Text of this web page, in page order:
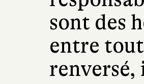
sont des
entre
renversé,